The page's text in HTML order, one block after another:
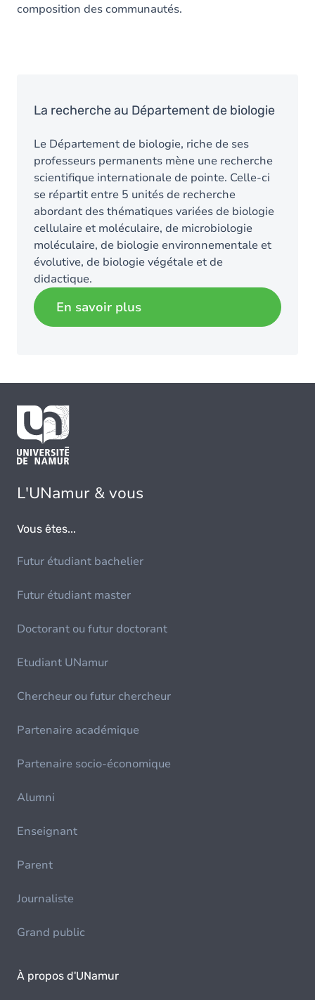
composition des communautés.
La recherche au Département de biologie
Le Département de biologie, riche de ses
professeurs permanents mène une recherche
scientifique internationale de pointe. Celle-ci
se répartit entre 5 unités de recherche
abordant des thématiques variées de biologie
cellulaire et moléculaire, de microbiologie
moléculaire, de biologie environnementale et
évolutive, de biologie végétale et de
didactique.
En savoir plus
L'UNamur & vous
Vous êtes...
Futur étudiant bachelier
Futur étudiant master
Doctorant ou futur doctorant
Etudiant UNamur
Chercheur ou futur chercheur
Partenaire académique
Partenaire socio-économique
Alumni
Enseignant
Parent
Journaliste
Grand public
À propos d'UNamur